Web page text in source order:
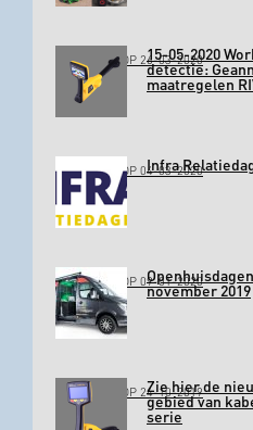
GEPLAATST OP 26-03-2020
15-05-2020
detectie:
maatregelen
GEPLAATST OP 04-03-2020
Infra
GEPLAATST OP 09-01-2020
november 2019
GEPLAATST OP 24-10-2019
Zie hier de
gebied van
serie